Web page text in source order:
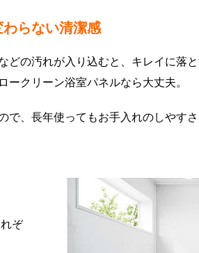
らない清潔感
どの汚れが入り込むと、キレイに落
ークリーン浴室パネルなら大丈夫。
で、長年使ってもお手入れのしやすさ
ぞ